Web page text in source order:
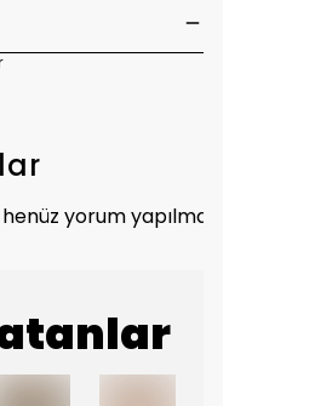
yorum yapılmamış.